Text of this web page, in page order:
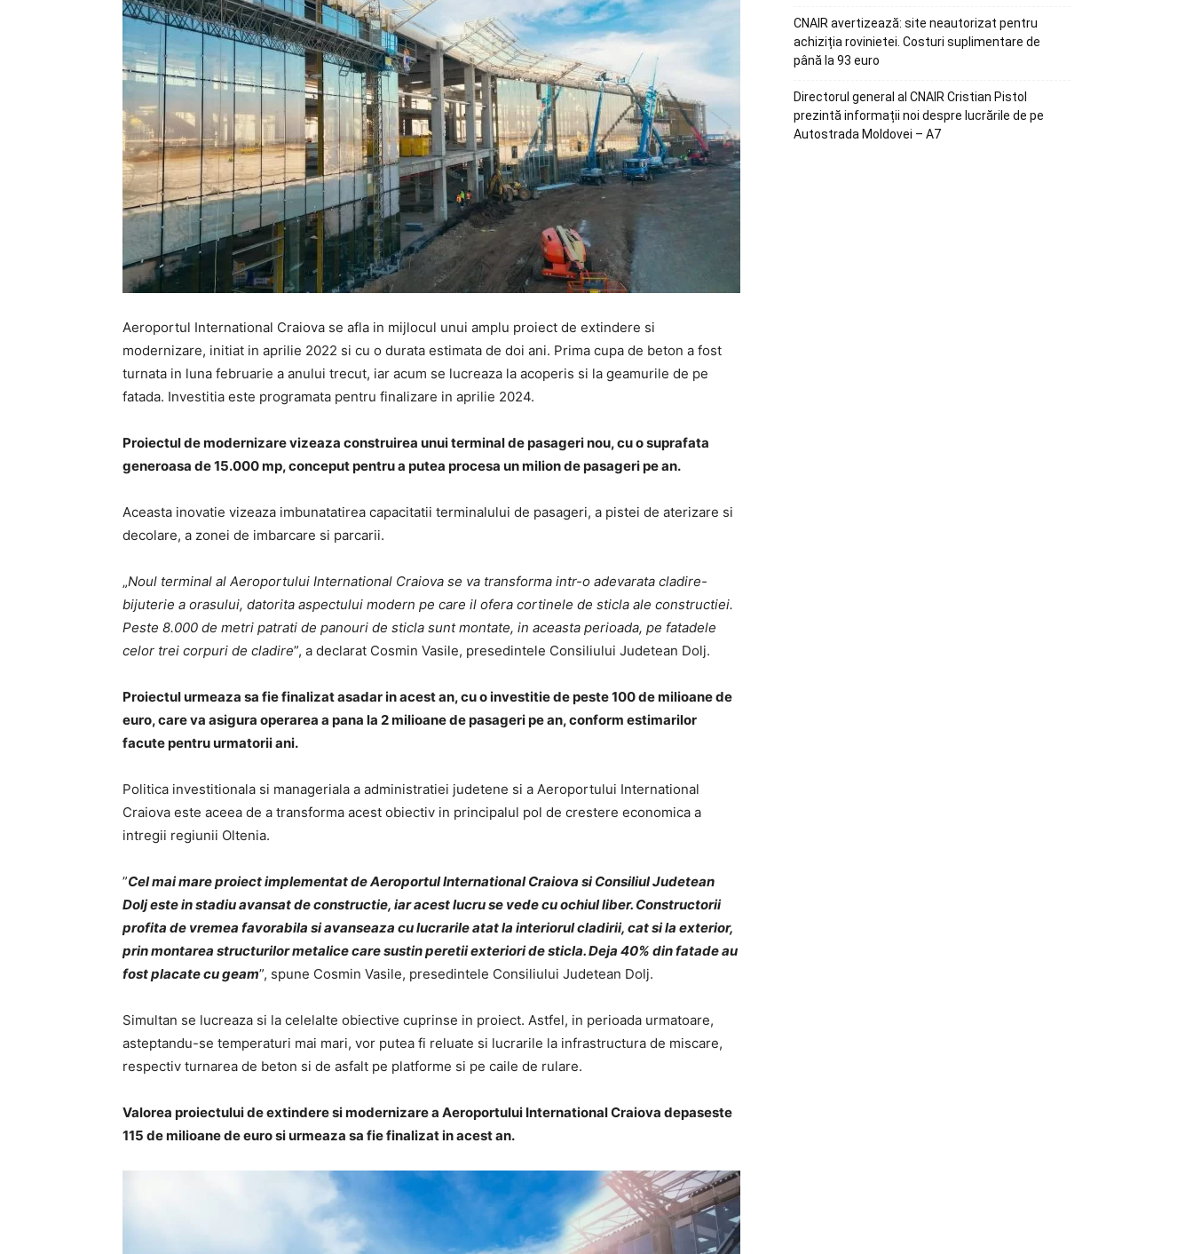
Aeroportul International Craiova se afla in mijlocul unui amplu proiect de extindere si
modernizare, initiat in aprilie 2022 si cu o durata estimata de doi ani. Prima cupa de beton a fost
turnata in luna februarie a anului trecut, iar acum se lucreaza la acoperis si la geamurile de pe
fatada. Investitia este programata pentru finalizare in aprilie 2024.
Proiectul de modernizare vizeaza construirea unui terminal de pasageri nou, cu o suprafata
generoasa de 15.000 mp, conceput pentru a putea procesa un milion de pasageri pe an.
Aceasta inovatie vizeaza imbunatatirea capacitatii terminalului de pasageri, a pistei de aterizare si
decolare, a zonei de imbarcare si parcarii.
„Noul terminal al Aeroportului International Craiova se va transforma intr-o adevarata cladire-
bijuterie a orasului, datorita aspectului modern pe care il ofera cortinele de sticla ale constructiei.
Peste 8.000 de metri patrati de panouri de sticla sunt montate, in aceasta perioada, pe fatadele
celor trei corpuri de cladire”, a declarat Cosmin Vasile, presedintele Consiliului Judetean Dolj.
Proiectul urmeaza sa fie finalizat asadar in acest an, cu o investitie de peste 100 de milioane de
euro, care va asigura operarea a pana la 2 milioane de pasageri pe an, conform estimarilor
facute pentru urmatorii ani.
Politica investitionala si manageriala a administratiei judetene si a Aeroportului International
Craiova este aceea de a transforma acest obiectiv in principalul pol de crestere economica a
intregii regiunii Oltenia.
”Cel mai mare proiect implementat de Aeroportul International Craiova si Consiliul Judetean
Dolj este in stadiu avansat de constructie, iar acest lucru se vede cu ochiul liber. Constructorii
profita de vremea favorabila si avanseaza cu lucrarile atat la interiorul cladirii, cat si la exterior,
prin montarea structurilor metalice care sustin peretii exteriori de sticla. Deja 40% din fatade au
fost placate cu geam”, spune Cosmin Vasile, presedintele Consiliului Judetean Dolj.
Simultan se lucreaza si la celelalte obiective cuprinse in proiect. Astfel, in perioada urmatoare,
asteptandu-se temperaturi mai mari, vor putea fi reluate si lucrarile la infrastructura de miscare,
respectiv turnarea de beton si de asfalt pe platforme si pe caile de rulare.
Valorea proiectului de extindere si modernizare a Aeroportului International Craiova depaseste
115 de milioane de euro si urmeaza sa fie finalizat in acest an.
CNAIR avertizează: site neautorizat pentru
achiziția rovinietei. Costuri suplimentare de
până la 93 euro
Directorul general al CNAIR Cristian Pistol
prezintă informații noi despre lucrările de pe
Autostrada Moldovei – A7